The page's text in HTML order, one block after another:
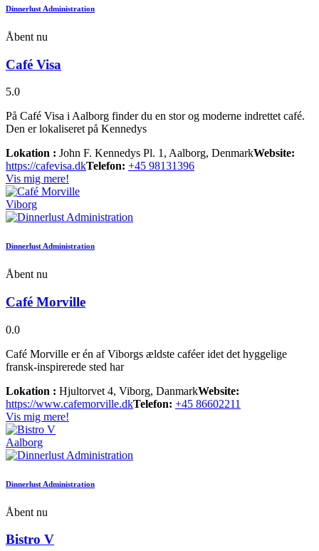
Dinnerlust Administration
Åbent nu
Café Visa
5.0
På Café Visa i Aalborg finder du en stor og moderne indrettet café.
Den er lokaliseret på Kennedys
Lokation : John F. Kennedys Pl. 1, Aalborg, DenmarkWebsite:
https://cafevisa.dkTelefon: +45 98131396
Vis mig mere!
Viborg
Dinnerlust Administration
Åbent nu
Café Morville
0.0
Café Morville er én af Viborgs ældste caféer idet det hyggelige
fransk-inspirerede sted har
Lokation : Hjultorvet 4, Viborg, DanmarkWebsite:
https://www.cafemorville.dkTelefon: +45 86602211
Vis mig mere!
Aalborg
Dinnerlust Administration
Åbent nu
Bistro V